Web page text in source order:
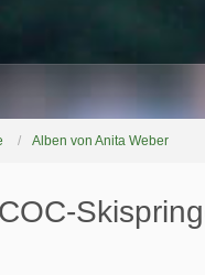
Alben von Anita Weber